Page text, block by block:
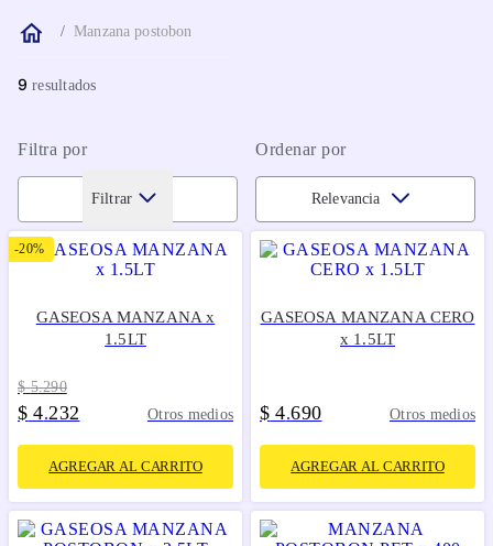
Manzana postobon
9
Filtra por Ordenar por
Filtrar Relevancia
-20%
GASEOSA MANZANA x
1.5LT
$ 5.290
$ 4.232 Otros medios
AGREGAR AL CARRITO
GASEOSA MANZANA CERO
x 1.5LT
$ 4.690 Otros medios
AGREGAR AL CARRITO